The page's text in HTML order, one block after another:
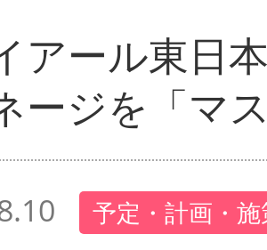
アール東日
ージを「マ
予定・計画・